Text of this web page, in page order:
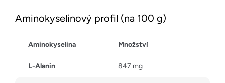
Aminokyselinový profil (na 100 g)
Aminokyselina Množství
L-Alanin 847 mg